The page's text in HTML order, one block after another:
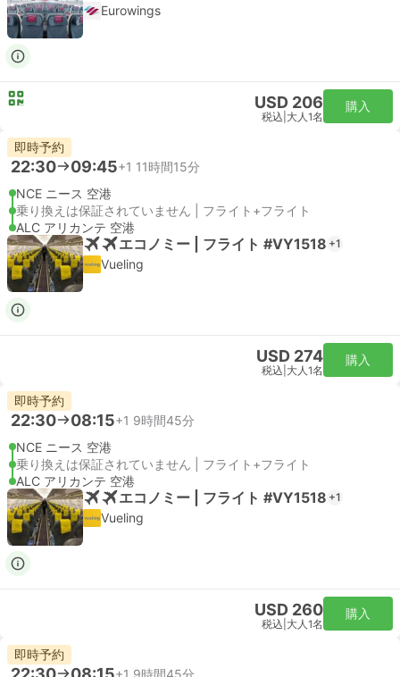
Eurowings
USD 206
税込 大人1名
購入
即時予約
22:30 09:45+1 11時間15分
NCE ニース 空港
乗り換えは保証されていません | フライト+フライト
ALC アリカンテ 空港
エコノミー | フライト #VY1518 +1
Vueling
USD 274
税込 大人1名
購入
即時予約
22:30 08:15+1 9時間45分
NCE ニース 空港
乗り換えは保証されていません | フライト+フライト
ALC アリカンテ 空港
エコノミー | フライト #VY1518 +1
Vueling
USD 260
税込 大人1名
購入
即時予約
+1 9時間45分